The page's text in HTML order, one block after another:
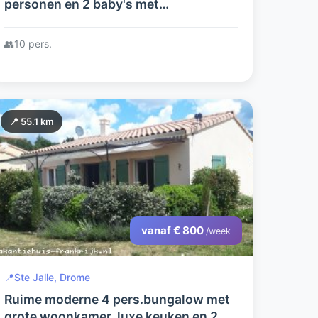
personen en 2 baby's met
Ventoux
👥10 pers.
📍 55.1 km
vanaf € 800 /week
📍Ste Jalle, Drome
Ruime moderne 4 pers.bungalow met